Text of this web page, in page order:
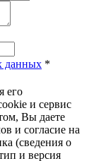
данных *
его
и сервис
Вы даете
и согласие на
(сведения о
и версия